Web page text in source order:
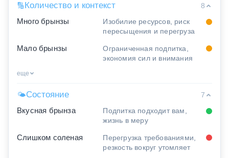
🔢 Количество и контекст
8
Много брынзы
Изобилие ресурсов, риск
пересыщения и перегруза
Мало брынзы
Ограниченная подпитка,
экономия сил и внимания
еще
🌤Состояние
7
Вкусная брынза
Подпитка подходит вам,
жизнь в меру
Слишком соленая
Перегрузка требованиями,
резкость вокруг утомляет